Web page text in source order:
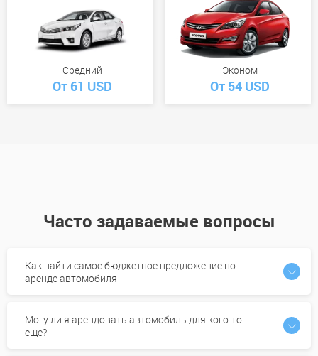
Средний
От 61 USD
Эконом
От 54 USD
Часто задаваемые вопросы
Как найти самое бюджетное предложение по
аренде автомобиля
Могу ли я арендовать автомобиль для кого-то
еще?